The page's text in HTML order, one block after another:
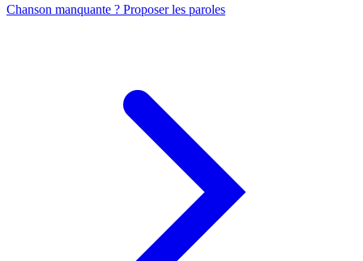
Chanson manquante ? Proposer les paroles